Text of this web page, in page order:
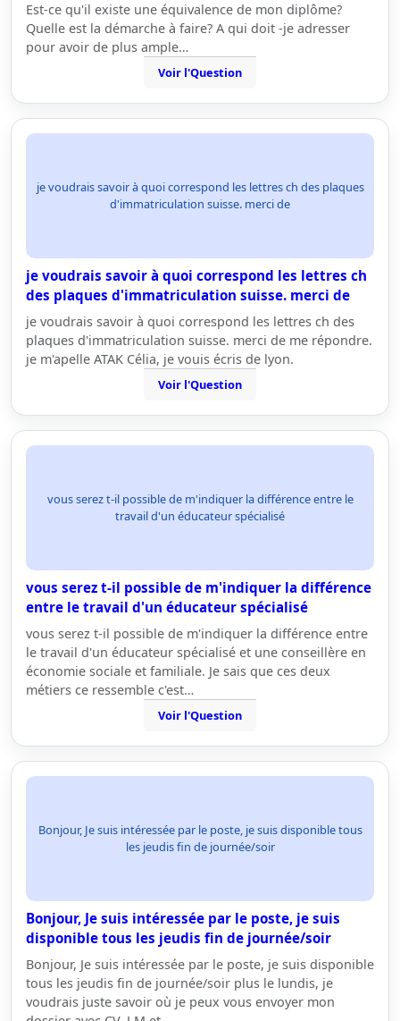
Est-ce qu'il existe une équivalence de mon diplôme?
Quelle est la démarche à faire? A qui doit -je adresser
pour avoir de plus ample…
Voir l'Question
je voudrais savoir à quoi correspond les lettres ch des plaques
d'immatriculation suisse. merci de
je voudrais savoir à quoi correspond les lettres ch
des plaques d'immatriculation suisse. merci de
je voudrais savoir à quoi correspond les lettres ch des
plaques d'immatriculation suisse. merci de me répondre.
je m'apelle ATAK Célia, je vouis écris de lyon.
Voir l'Question
vous serez t-il possible de m'indiquer la différence entre le
travail d'un éducateur spécialisé
vous serez t-il possible de m'indiquer la différence
entre le travail d'un éducateur spécialisé
vous serez t-il possible de m'indiquer la différence entre
le travail d'un éducateur spécialisé et une conseillère en
économie sociale et familiale. Je sais que ces deux
métiers ce ressemble c'est…
Voir l'Question
Bonjour, Je suis intéressée par le poste, je suis disponible tous
les jeudis fin de journée/soir
Bonjour, Je suis intéressée par le poste, je suis
disponible tous les jeudis fin de journée/soir
Bonjour, Je suis intéressée par le poste, je suis disponible
tous les jeudis fin de journée/soir plus le lundis, je
voudrais juste savoir où je peux vous envoyer mon